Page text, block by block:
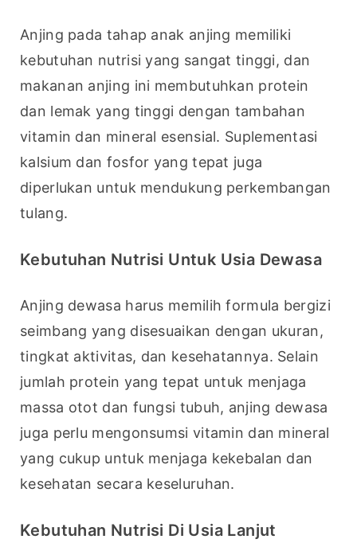
Anjing pada tahap anak anjing memiliki
kebutuhan nutrisi yang sangat tinggi, dan
makanan anjing ini membutuhkan protein
dan lemak yang tinggi dengan tambahan
vitamin dan mineral esensial. Suplementasi
kalsium dan fosfor yang tepat juga
diperlukan untuk mendukung perkembangan
tulang.
Kebutuhan Nutrisi Untuk Usia Dewasa
Anjing dewasa harus memilih formula bergizi
seimbang yang disesuaikan dengan ukuran,
tingkat aktivitas, dan kesehatannya. Selain
jumlah protein yang tepat untuk menjaga
massa otot dan fungsi tubuh, anjing dewasa
juga perlu mengonsumsi vitamin dan mineral
yang cukup untuk menjaga kekebalan dan
kesehatan secara keseluruhan.
Kebutuhan Nutrisi Di Usia Lanjut